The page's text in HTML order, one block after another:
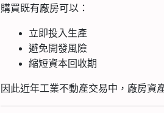
購買既有廠房可以：
立即投入生產
避免開發風險
縮短資本回收期
因此近年工業不動產交易中，廠房資